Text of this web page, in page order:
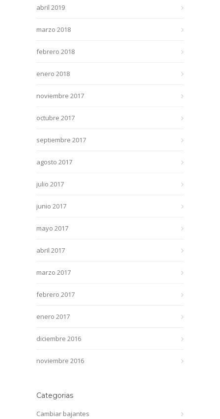
abril 2019
marzo 2018
febrero 2018
enero 2018
noviembre 2017
octubre 2017
septiembre 2017
agosto 2017
julio 2017
junio 2017
mayo 2017
abril 2017
marzo 2017
febrero 2017
enero 2017
diciembre 2016
noviembre 2016
Categorias
Cambiar bajantes